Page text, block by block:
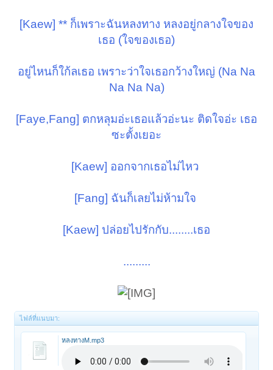
[Kaew] ** ก็เพราะฉันหลงทาง หลงอยู่กลางใจของ
เธอ (ใจของเธอ)
อยู่ไหนก็ใก้ลเธอ เพราะว่าใจเธอกว้างใหญ่ (Na Na
Na Na Na)
[Faye,Fang] ตกหลุมอ่ะเธอแล้วอ่ะนะ ติดใจอ่ะ เธอ
ซะตั้งเยอะ
[Kaew] ออกจากเธอไม่ไหว
[Fang] ฉันก็เลยไม่ห้ามใจ
[Kaew] ปล่อยไปรักกับ........เธอ
.........
ไฟล์ที่แนบมา:
หลงทางM.mp3